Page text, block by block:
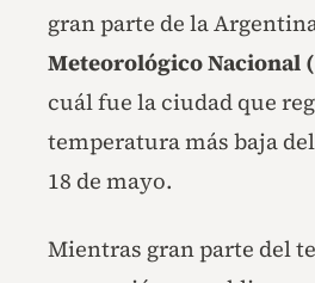
gran parte de la
Meteorológico Nacional
cuál fue la ciudad que
temperatura más baja
18 de mayo.
Mientras gran parte del